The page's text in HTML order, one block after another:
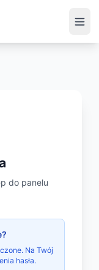
do panelu
Na Twój
hasła.